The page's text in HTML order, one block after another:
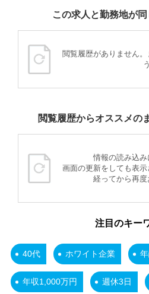
この求人と勤務地が
閲覧履歴がありません
閲覧履歴からオススメの
情報の読み込み
画面の更新をしても表
経ってから再度
注目のキー
40代 ホワイト企業
年収1,000万円 週休3日